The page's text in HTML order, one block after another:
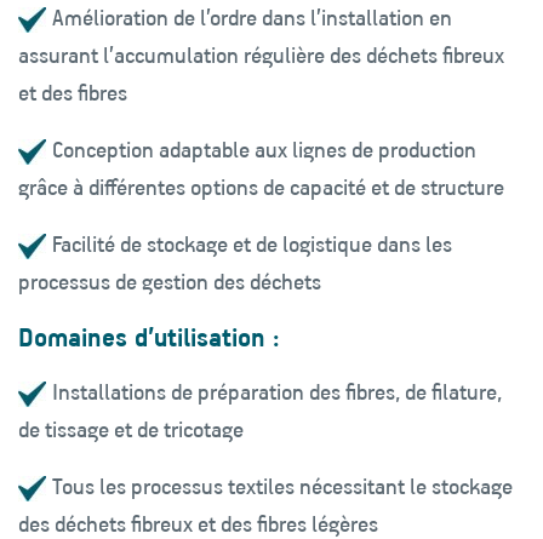
Amélioration de l’ordre dans l’installation en
assurant l’accumulation régulière des déchets fibreux
et des fibres
Conception adaptable aux lignes de production
grâce à différentes options de capacité et de structure
Facilité de stockage et de logistique dans les
processus de gestion des déchets
Domaines d’utilisation :
Installations de préparation des fibres, de filature,
de tissage et de tricotage
Tous les processus textiles nécessitant le stockage
des déchets fibreux et des fibres légères